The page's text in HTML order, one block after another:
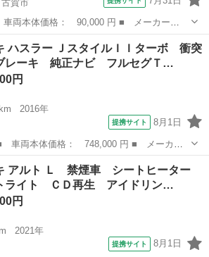
賀市
ワゴンＲ ■ グレード名： ＦＸ ／ア
ダーブレーキサポート／横滑り防止装置／
ンＲ
ハスラー ＪスタイルＩＩターボ 衝突
レーキ 純正ナビ フルセグＴ…
円
2016年
提携サイト 8月1日
ハスラー ■ グレード名： Ｊスタイル
レーキ 純正ナビ フルセグＴＶ 全方位カ
他
アルト Ｌ 禁煙車 シートヒーター
ライト ＣＤ再生 アイドリン…
円
2021年
提携サイト 8月1日